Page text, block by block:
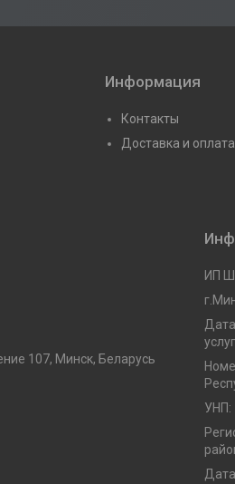
Информация
Контакты
Доставка и оплата
107, Минск, Беларусь
ИП
УНП: